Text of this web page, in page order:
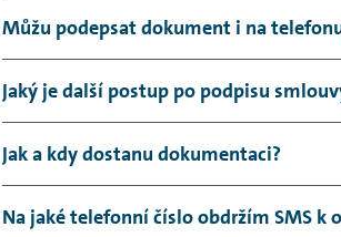
Není potřeba, dokument podepíšete
Můžu podepsat dokument i na
Smluvní dokumentaci můžete
Jaký je další postup po podpisu
Smluvní dokumentaci zpracujeme a
Jak a kdy dostanu dokumentaci?
Dokumentaci obdržíte obratem do e-
Na jaké telefonní číslo obdržím SMS